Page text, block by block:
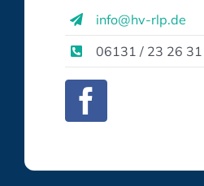
info@hv-rlp.de
06131 / 23 26 31